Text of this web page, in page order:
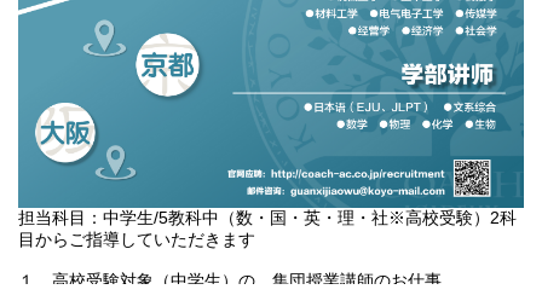
担当科目：中学生/5教科中（数・国・英・理・社※高校受験）2科
目からご指導していただきます
１．高校受験対象（中学生）の、集団授業講師のお仕事